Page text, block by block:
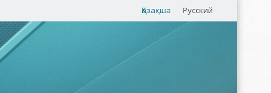
Қазақша Русский